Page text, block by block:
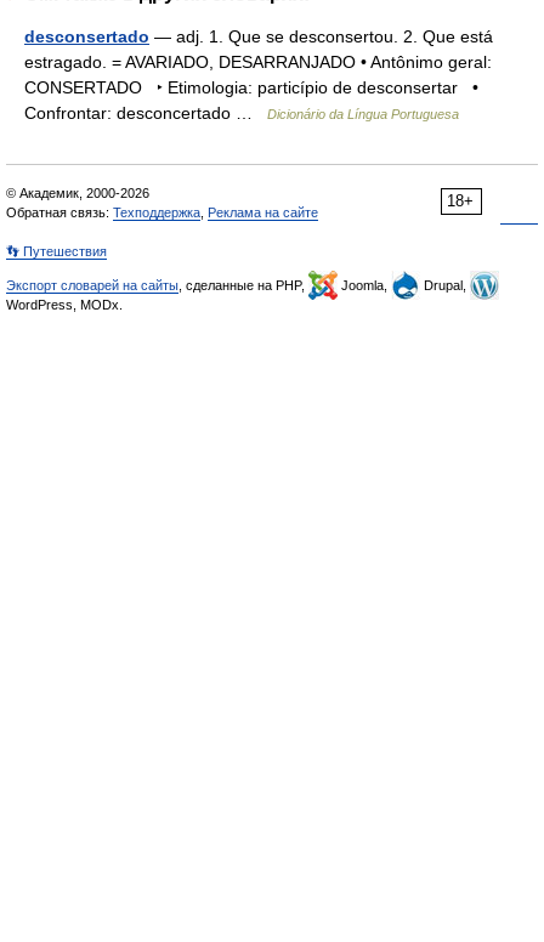
desconsertado — adj. 1. Que se desconsertou. 2. Que está
estragado. = AVARIADO, DESARRANJADO • Antônimo geral:
CONSERTADO ‣ Etimologia: particípio de desconsertar •
Confrontar: desconcertado …
Dicionário da Língua Portuguesa
18+
© Академик, 2000-2026
Обратная связь: Техподдержка Реклама на сайте
👣 Путешествия
Экспорт словарей на сайты , сделанные на PHP, Joomla,
Drupal,
WordPress, MODx.